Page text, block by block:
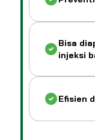
Bisa
injeksi
Efisien